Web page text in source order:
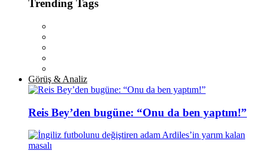
Trending Tags
Görüş & Analiz
Reis Bey’den bugüne: “Onu da ben yaptım!”